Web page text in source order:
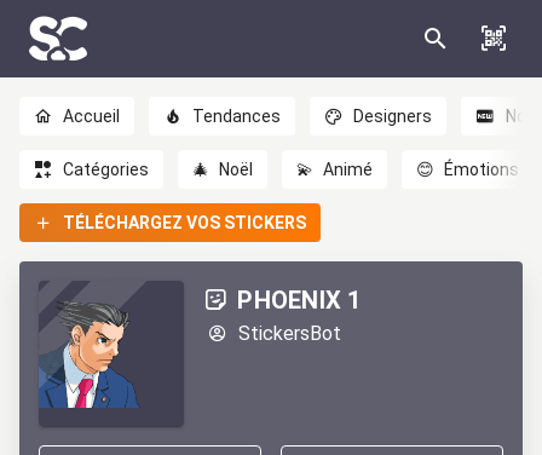
Accueil Tendances Designers
Catégories 🎄 Noël 💫 Animé 😊 Émotions
TÉLÉCHARGEZ VOS STICKERS
PHOENIX 1
StickersBot